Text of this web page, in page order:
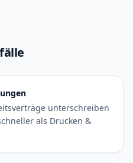
unterschreiben
als Drucken &